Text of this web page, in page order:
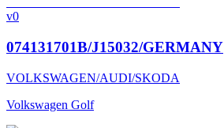
v0
074131701B/J15032/GERMANY
VOLKSWAGEN/AUDI/SKODA
Volkswagen Golf